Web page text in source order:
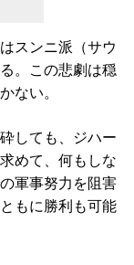
スンニ派（サウ
。この悲劇は穏
ない。
しても、ジハー
めて、何もしな
軍事努力を阻害
もに勝利も可能